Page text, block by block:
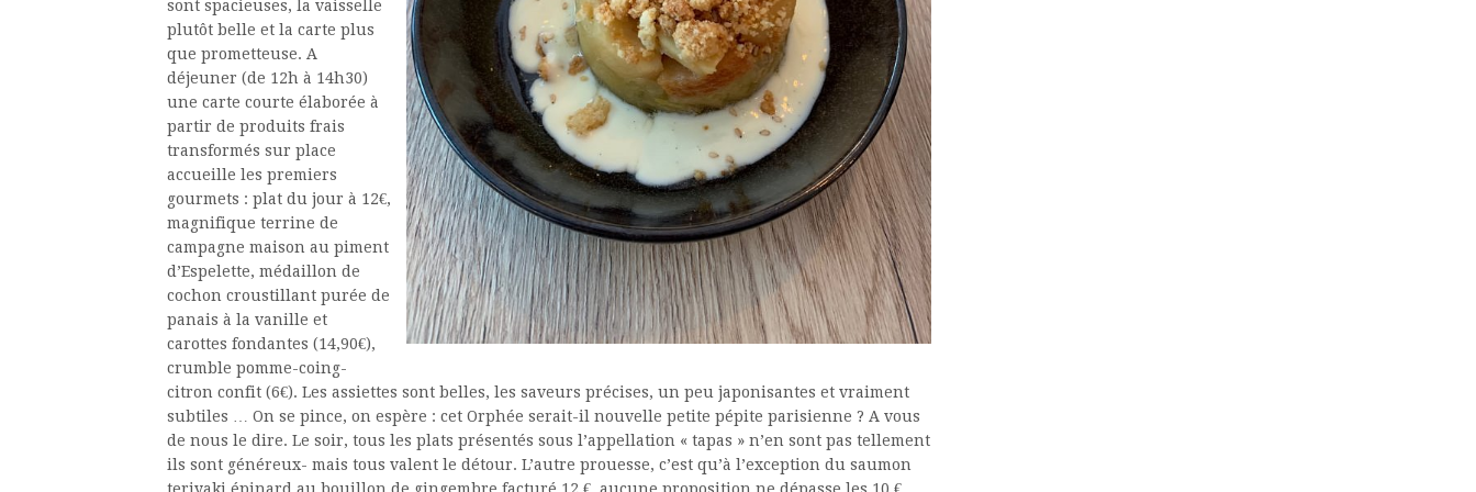
sont spacieuses, la vaisselle
plutôt belle et la carte plus
que prometteuse. A
déjeuner (de 12h à 14h30)
une carte courte élaborée à
partir de produits frais
transformés sur place
accueille les premiers
gourmets : plat du jour à 12€,
magnifique terrine de
campagne maison au piment
d’Espelette, médaillon de
cochon croustillant purée de
panais à la vanille et
carottes fondantes (14,90€),
crumble pomme-coing-
citron confit (6€). Les assiettes sont belles, les saveurs précises, un peu japonisantes et vraiment
subtiles … On se pince, on espère : cet Orphée serait-il nouvelle petite pépite parisienne ? A vous
de nous le dire. Le soir, tous les plats présentés sous l’appellation « tapas » n’en sont pas tellement
ils sont généreux- mais tous valent le détour. L’autre prouesse, c’est qu’à l’exception du saumon